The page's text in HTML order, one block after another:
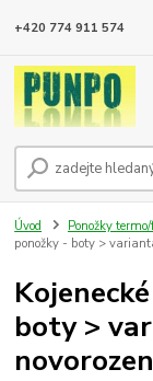
+420 774 911 574
Úvod Ponožky
ponožky - boty >
boty >